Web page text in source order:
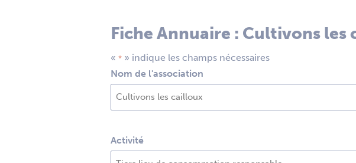
Fiche Annuaire : Cultivons les
« *» indique les champs nécessaires
Nom de l'association
Activité